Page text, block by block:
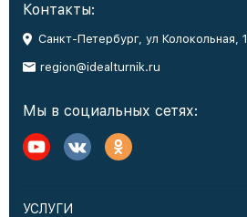
Контакты:
Санкт-Петербург, ул Колокольная, 1
region@idealturnik.ru
Мы в социальных сетях:
УСЛУГИ